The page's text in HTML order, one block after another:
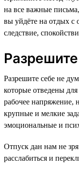
на все важные
вы уйдёте на отдых с
следствие,
Разрешите себе не
которые отведены
рабочее напряжение,
крупные и мелкие
эмоциональные и
Отпуск дан нам не
расслабиться и